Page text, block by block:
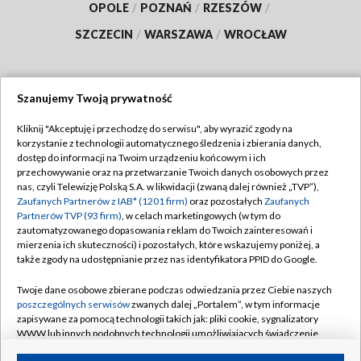
OPOLE / POZNAŃ / RZESZÓW /
SZCZECIN / WARSZAWA / WROCŁAW
TVP
Abonament TVP
Emisja w TVP
Centrum informacji TVP
Naziemna Telewizja Cyfrowa
Rada Programowa
System NOS
Informacje o nadawcy
Regulamin TVP
Polityka prywatności
Moje zgody
Pomoc
Kontakt
Kanały
Szanujemy Twoją prywatność
Kliknij "Akceptuję i przechodzę do serwisu", aby wyrazić zgody na
korzystanie z technologii automatycznego śledzenia i zbierania danych,
dostęp do informacji na Twoim urządzeniu końcowym i ich
przechowywanie oraz na przetwarzanie Twoich danych osobowych przez
nas, czyli Telewizję Polską S.A. w likwidacji (zwaną dalej również „TVP”),
Zaufanych Partnerów z IAB* (1201 firm) oraz pozostałych Zaufanych
Partnerów TVP (93 firm), w celach marketingowych (w tym do
zautomatyzowanego dopasowania reklam do Twoich zainteresowań i
mierzenia ich skuteczności) i pozostałych, które wskazujemy poniżej, a
także zgody na udostępnianie przez nas identyfikatora PPID do Google.
Twoje dane osobowe zbierane podczas odwiedzania przez Ciebie naszych
poszczególnych serwisówzwanych dalej „Portalem”, w tym informacje
zapisywane za pomocą technologii takich jak: pliki cookie, sygnalizatory
WWW lub innych podobnych technologii umożliwiających świadczenie